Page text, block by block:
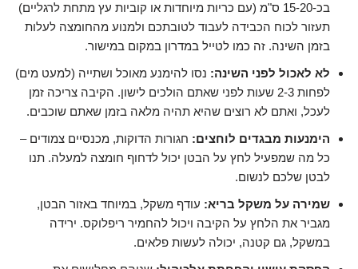
בכ-15-20 ס"מ (עם כריות מיוחדות או קוביות עץ מתחת לרגליים)
תעזור לכוח הכבידה לעבוד לטובתכם ולמנוע מהחומצה לעלות
בזמן השינה. זה כמו לטייל במדרון במקום במישור.
לא לאכול לפני השינה: נסו להימנע מאוכל ושתייה (למעט מים)
לפחות 2-3 שעות לפני שאתם הולכים לישון. הקיבה צריכה זמן
לעכל, ואתם לא רוצים שהיא תהיה מלאה בזמן שאתם שוכבים.
הימנעות מבגדים לוחצים: חגורות הדוקות, מכנסיים צמודים –
כל מה שמפעיל לחץ על הבטן יכול לדחוף חומצה למעלה. תנו
לבטן שלכם לנשום.
שמירה על משקל בריא: עודף משקל, במיוחד באזור הבטן,
מגביר את הלחץ על הקיבה ויכול להחמיר ריפלוקס. ירידה
במשקל, גם קטנה, יכולה לעשות פלאים.